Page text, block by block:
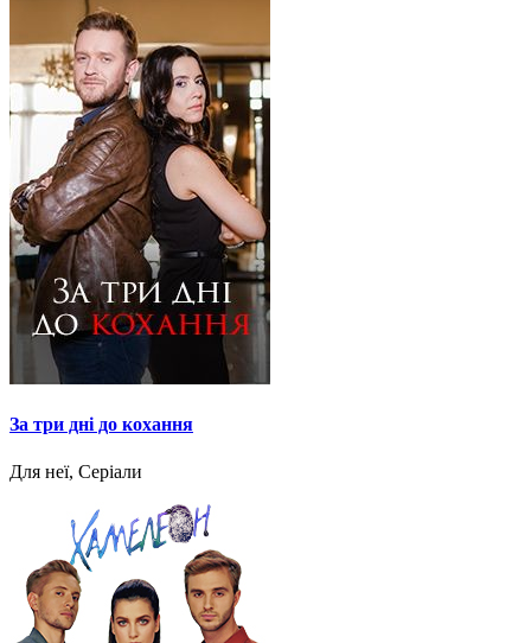
За три дні до кохання
Для неї, Серіали